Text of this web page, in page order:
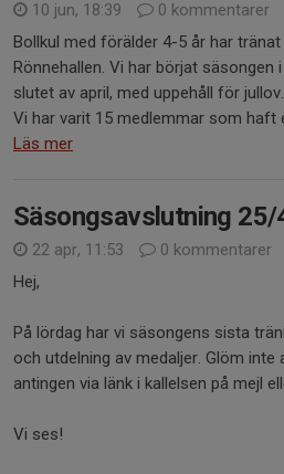
10 jun, 18:39
0 kommentarer
Bollkul med förälder 4-5 år har
Rönnehallen. Vi har börjat säsongen
slutet av april, med uppehåll för jullov.
Vi har varit 15 medlemmar som haft
Läs mer
Säsongsavslutning 25/
22 apr, 11:53
0 kommentarer
Hej,
På lördag har vi säsongens sista
och utdelning av medaljer. Glöm inte
antingen via länk i kallelsen på mejl
Vi ses!